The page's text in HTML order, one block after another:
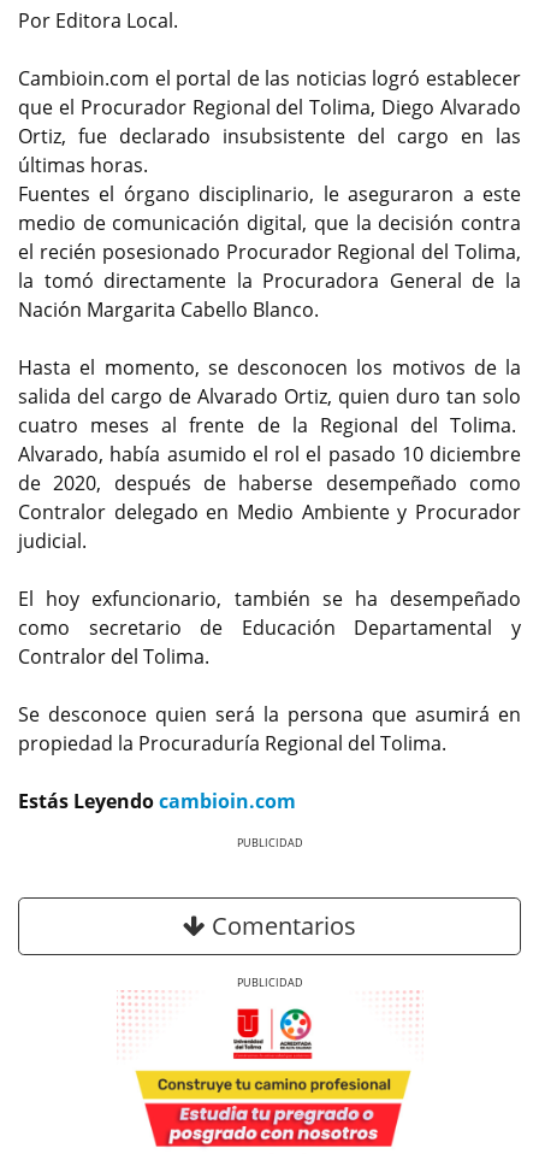
Por Editora Local.
Cambioin.com el portal de las noticias logró establecer
que el Procurador Regional del Tolima, Diego Alvarado
Ortiz, fue declarado insubsistente del cargo en las
últimas horas.
Fuentes el órgano disciplinario, le aseguraron a este
medio de comunicación digital, que la decisión contra
el recién posesionado Procurador Regional del Tolima,
la tomó directamente la Procuradora General de la
Nación Margarita Cabello Blanco.
Hasta el momento, se desconocen los motivos de la
salida del cargo de Alvarado Ortiz, quien duro tan solo
cuatro meses al frente de la Regional del Tolima.
Alvarado, había asumido el rol el pasado 10 diciembre
de 2020, después de haberse desempeñado como
Contralor delegado en Medio Ambiente y Procurador
judicial.
El hoy exfuncionario, también se ha desempeñado
como secretario de Educación Departamental y
Contralor del Tolima.
Se desconoce quien será la persona que asumirá en
propiedad la Procuraduría Regional del Tolima.
Estás Leyendocambioin.com
Comentarios